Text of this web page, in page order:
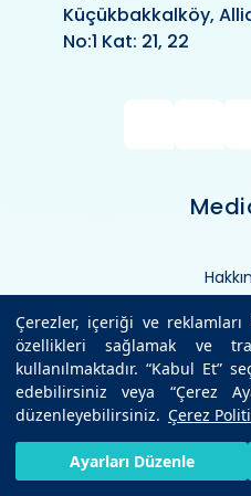
Çerezler, içeriği ve
özellikleri sağlamak ve
kullanılmaktadır. “Kabul Et”
edebilirsiniz veya “Çerez
düzenleyebilirsiniz. Çerez
Ayarları Düzenle
Küçükbakkalköy,
No:1 Kat: 21, 22
Tıbbi
Sağlık
HIZLI RANDEVU AL